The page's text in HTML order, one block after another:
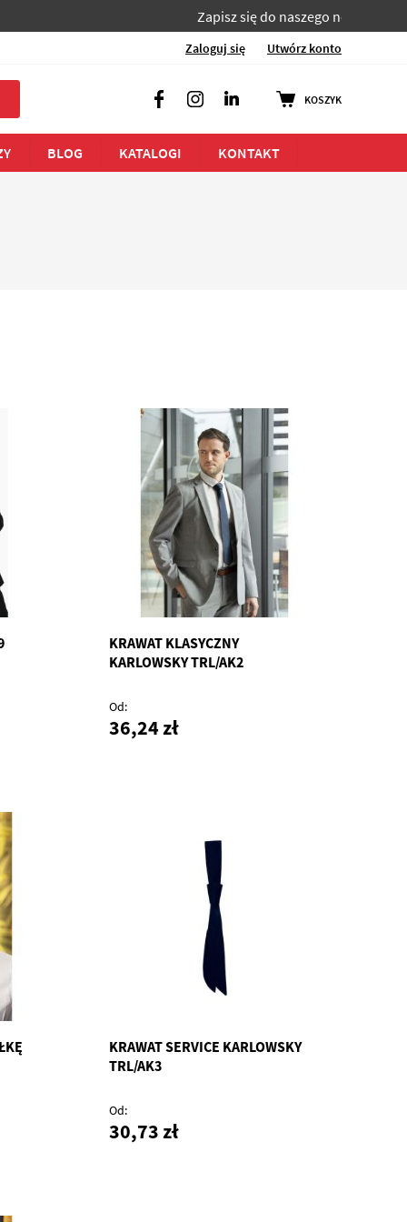
Zapisz się do naszego newslettera i
Zaloguj się Utwórz konto
KOSZYK
BLOG KATALOGI KONTAKT
KRAWAT KLASYCZNY
KARLOWSKY TRL/AK2
Od
36,24 zł
KRAWAT SERVICE KARLOWSKY
TRL/AK3
Od
30,73 zł